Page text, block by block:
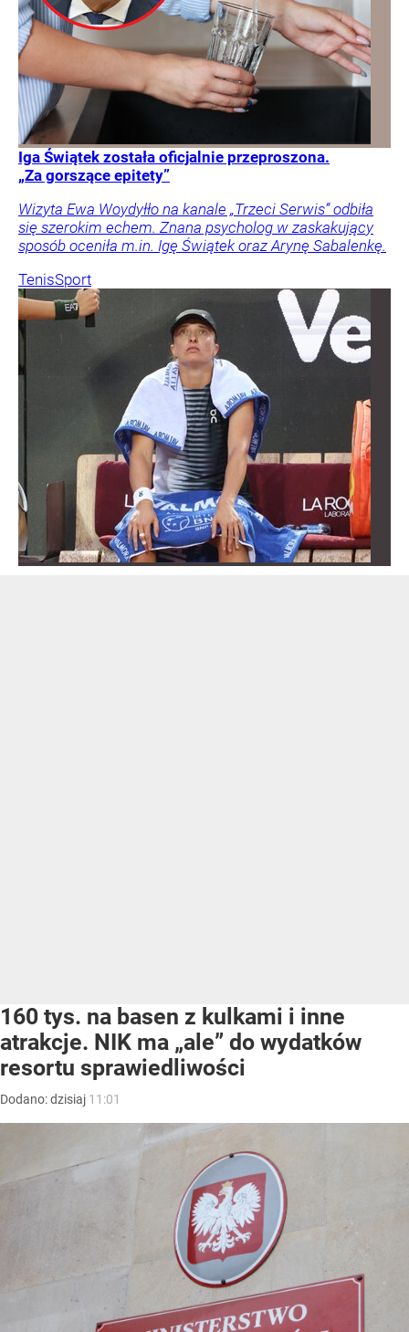
Iga Świątek została oficjalnie przeproszona.
„Za gorszące epitety”
Wizyta Ewa Woydyłło na kanale „Trzeci Serwis” odbiła
się szerokim echem. Znana psycholog w zaskakujący
sposób oceniła m.in. Igę Świątek oraz Arynę Sabalenkę.
TenisSport
160 tys. na basen z kulkami i inne
atrakcje. NIK ma „ale” do wydatków
resortu sprawiedliwości
Dodano:dzisiaj 11:01